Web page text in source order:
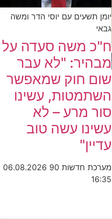
יומן תשעים עם יוסי הדר ומשה
גבאי
ח"כ משה סעדה על
מבהיר: "לא עבר
שום חוק שמאפשר
השתמטות, עשינו
סור מרע – לא
עשינו עשה טוב
עדיין"
מערכת חדשות 90
06.08.2026
16:35